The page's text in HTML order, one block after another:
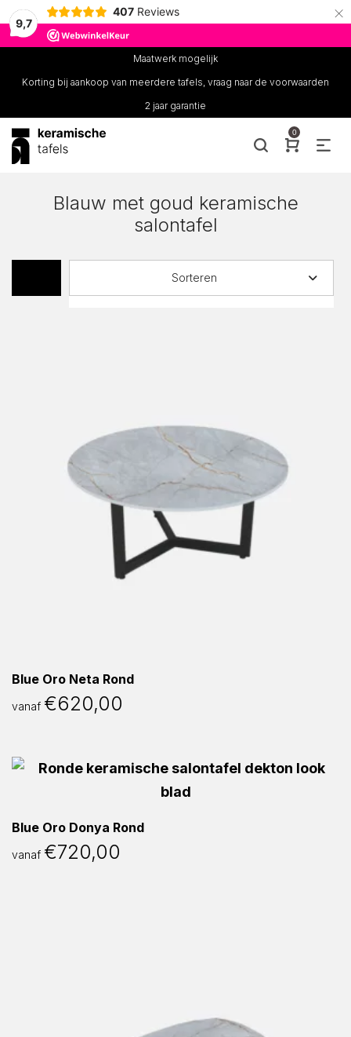
9,7
407 Reviews ×
Maatwerk mogelijk
Korting bij aankoop van meerdere tafels, vraag naar de voorwaarden
2 jaar garantie
0
Blauw met goud keramische
salontafel
Sorteren
Blue Oro Neta Rond
vanaf €620,00
Blue Oro Donya Rond
vanaf €720,00